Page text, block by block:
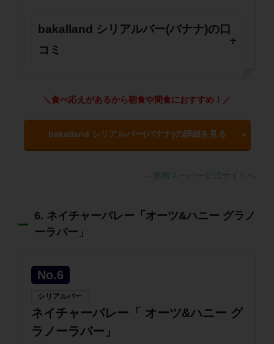
bakalland シリアルバー(バナナ)の口
コミ
＼食べ応えがあるから朝食や間食におすすめ！／
bakalland シリアルバー(バナナ)の詳細を見る
→業務スーパー公式サイトへ
6. ネイチャーバレー「オーツ&ハニー グラノ
ーラバー」
No.6
シリアルバー
ネイチャーバレー「 オーツ&ハニー グ
ラノーラバー」